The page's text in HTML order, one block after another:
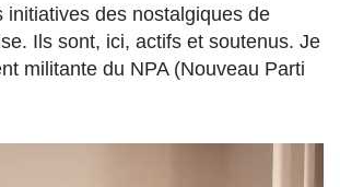
initiatives des nostalgiques de
Ils sont, ici, actifs et soutenus. Je
militante du NPA (Nouveau Parti